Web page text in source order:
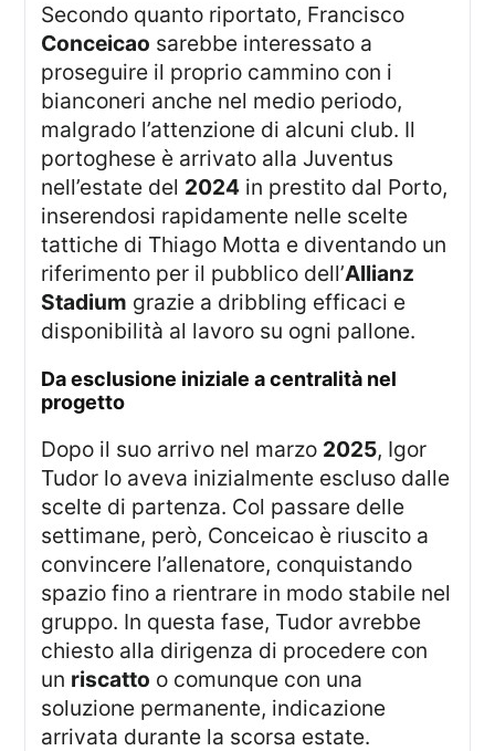
Secondo quanto riportato, Francisco
Conceicao sarebbe interessato a
proseguire il proprio cammino con i
bianconeri anche nel medio periodo,
malgrado l’attenzione di alcuni club. Il
portoghese è arrivato alla Juventus
nell’estate del 2024 in prestito dal Porto,
inserendosi rapidamente nelle scelte
tattiche di Thiago Motta e diventando un
riferimento per il pubblico dell’Allianz
Stadium grazie a dribbling efficaci e
disponibilità al lavoro su ogni pallone.
da esclusione iniziale a centralità nel
progetto
Dopo il suo arrivo nel marzo 2025, Igor
Tudor lo aveva inizialmente escluso dalle
scelte di partenza. Col passare delle
settimane, però, Conceicao è riuscito a
convincere l’allenatore, conquistando
spazio fino a rientrare in modo stabile nel
gruppo. In questa fase, Tudor avrebbe
chiesto alla dirigenza di procedere con
un riscatto o comunque con una
soluzione permanente, indicazione
arrivata durante la scorsa estate.